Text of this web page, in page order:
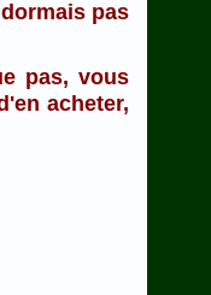
pas
pas, vous
acheter,